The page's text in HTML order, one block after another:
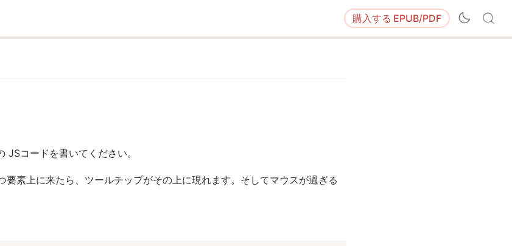
購入する EPUB/PDF
JSコードを書いてください。
要素上に来たら、ツールチップがその上に現れます。そしてマウスが過ぎる